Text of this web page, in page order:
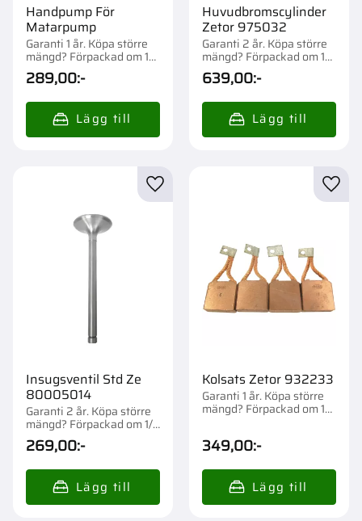
Handpump För
Matarpump
Garanti 1 år. Köpa större
mängd? Förpackad om 1
st.
289,00:-
Huvudbromscylinder
Zetor 975032
Garanti 2 år. Köpa större
mängd? Förpackad om 1
st.
639,00:-
Insugsventil Std Ze
80005014
Garanti 2 år. Köpa större
mängd? Förpackad om 1/4
st.
269,00:-
Lägg till i favoriter
Kolsats Zetor 932233
Garanti 1 år. Köpa större
mängd? Förpackad om 1
349,00:-